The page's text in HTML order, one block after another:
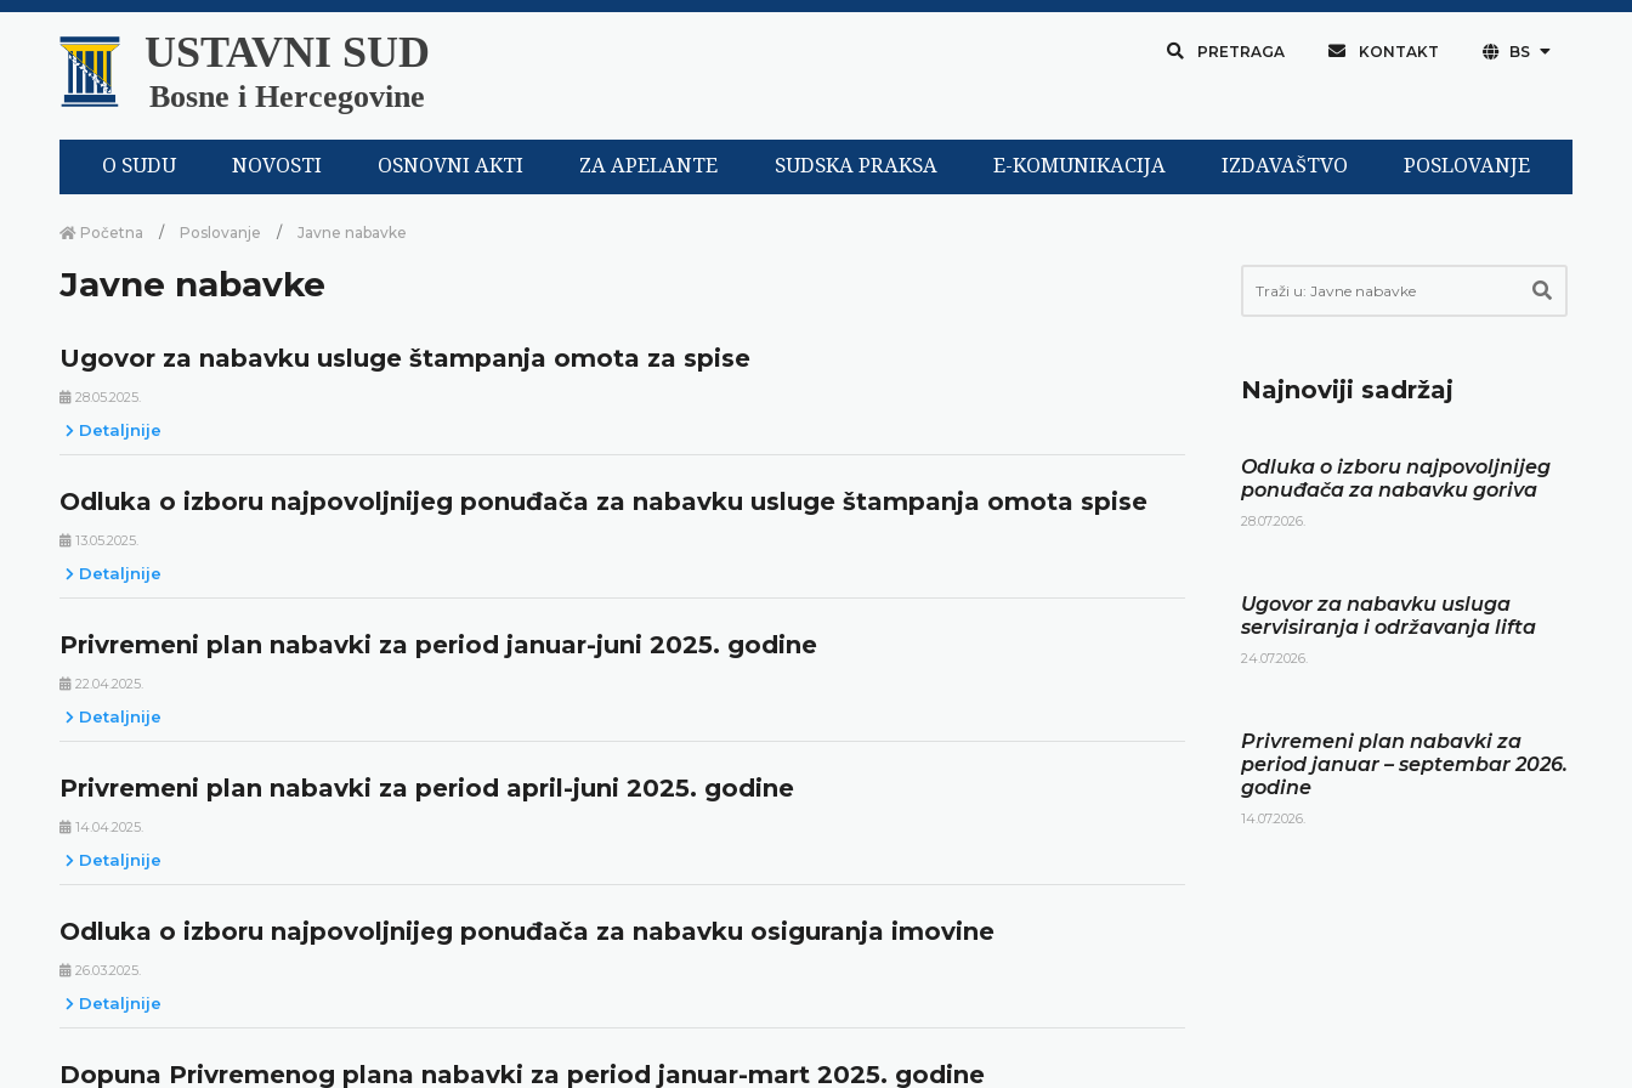
USTAVNI SUD
Bosne i Hercegovine
PRETRAGA KONTAKT BS
O SUDU NOVOSTI OSNOVNI AKTI ZA APELANTE SUDSKA PRAKSA E-KOMUNIKACIJA IZDAVAŠTVO POSLOVANJE
Početna Poslovanje Javne nabavke
Javne nabavke
Ugovor za nabavku usluge štampanja omota za spise
28.05.2025.
Detaljnije
Odluka o izboru najpovoljnijeg ponuđača za nabavku usluge štampanja omota spise
13.05.2025.
Detaljnije
Privremeni plan nabavki za period januar-juni 2025. godine
22.04.2025.
Detaljnije
Privremeni plan nabavki za period april-juni 2025. godine
14.04.2025.
Detaljnije
Odluka o izboru najpovoljnijeg ponuđača za nabavku osiguranja imovine
26.03.2025.
Detaljnije
Dopuna Privremenog plana nabavki za period januar-mart 2025. godine
Najnoviji sadržaj
Odluka o izboru najpovoljnijeg
ponuđača za nabavku goriva
28.07.2026.
Ugovor za nabavku usluga
servisiranja i održavanja lifta
24.07.2026.
Privremeni plan nabavki za
period januar – septembar 2026.
godine
14.07.2026.